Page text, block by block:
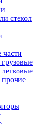
стекол
части
грузовые
легковые
прочие